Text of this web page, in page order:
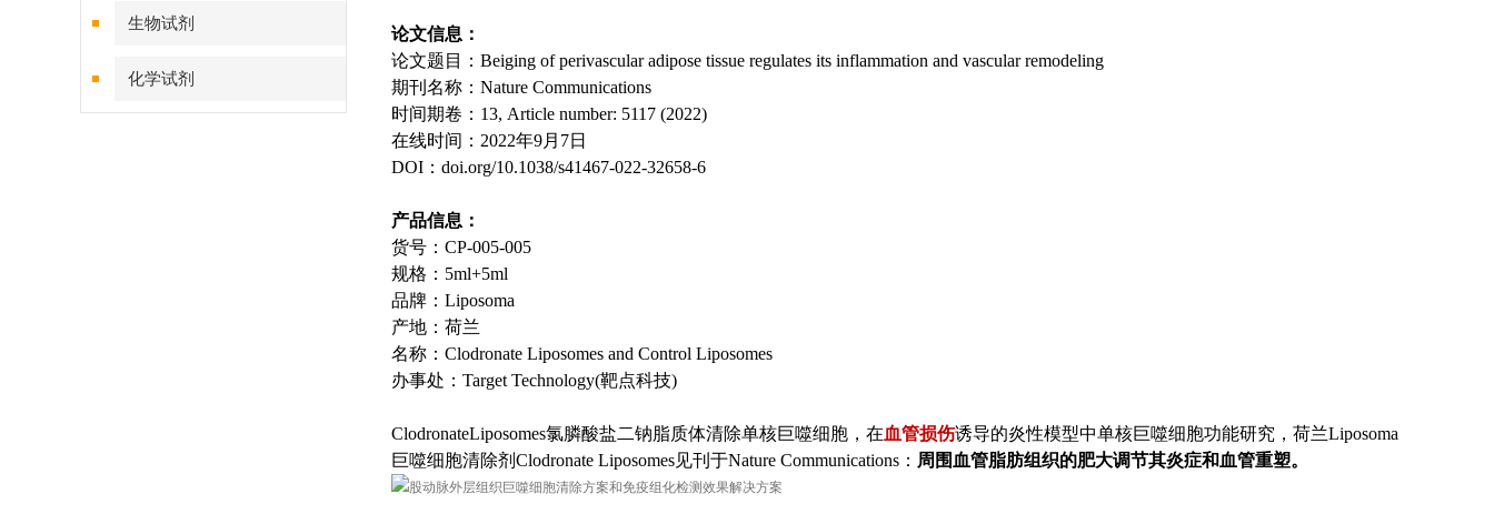
生物试剂
化学试剂
论文信息：
论文题目：Beiging of perivascular adipose tissue regulates its inflammation and vascular remodeling
期刊名称：Nature Communications
时间期卷：13, Article number: 5117 (2022)
在线时间：2022年9月7日
DOI：doi.org/10.1038/s41467-022-32658-6
产品信息：
货号：CP-005-005
规格：5ml+5ml
品牌：Liposoma
产地：荷兰
名称：Clodronate Liposomes and Control Liposomes
办事处：Target Technology(靶点科技)
ClodronateLiposomes氯膦酸盐二钠脂质体清除单核巨噬细胞，在血管损伤诱导的炎性模型中单核巨噬细胞功能研究，荷兰Liposoma
巨噬细胞清除剂Clodronate Liposomes见刊于Nature Communications： 周围血管脂肪组织的肥大调节其炎症和血管重塑。